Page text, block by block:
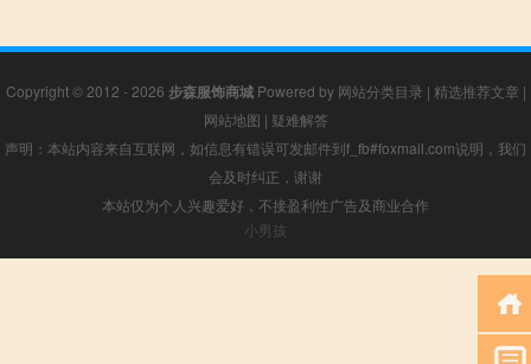
Copyright © 2012 - 2026 步森服饰商城Powered by 网站分类目录 | 精选推荐文章 |
网站地图 | 疑难解答
声明：本站内容来自互联网，如信息有错误可发邮件到f_fb#foxmail.com说明，我们
会及时纠正，谢谢
本站仅为个人兴趣爱好，不接盈利性广告及商业合作
小男孩